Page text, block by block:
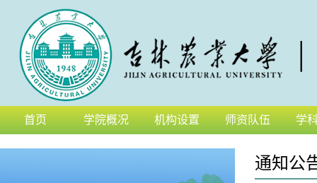
首页 学院概况 机构设置 师资队伍 学
通知公